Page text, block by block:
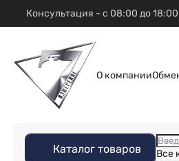
Консультация - с 08:00 до 18:00
О компании
Каталог товаров
Все